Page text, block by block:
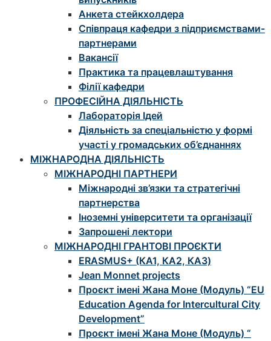
Анкета стейкхолдера
Співпраця кафедри з підприємствами-
партнерами
Вакансії
Практика та працевлаштування
Філії кафедри
ПРОФЕСІЙНА ДІЯЛЬНІСТЬ
Лабораторія Ідей
Діяльність за спеціальністю у формі
участі у громадських об’єднаннях
МІЖНАРОДНА ДІЯЛЬНІСТЬ
МІЖНАРОДНІ ПАРТНЕРИ
Міжнародні зв’язки та стратегічні
партнерства
Іноземні університети та організації
Запрошені лектори
МІЖНАРОДНІ ГРАНТОВІ ПРОЄКТИ
ЕRASMUS+ (КА1, КА2, КА3)
Jean Monnet projects
Проєкт імені Жана Моне (Модуль) “EU
Education Agenda for Intercultural City
Development”
Проєкт імені Жана Моне (Модуль) “